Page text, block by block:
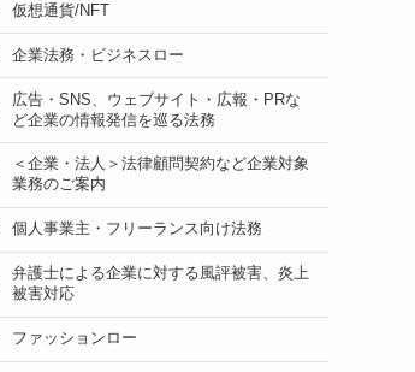
仮想通貨/NFT
企業法務・ビジネスロー
広告・SNS、ウェブサイト・広報・PRな
ど企業の情報発信を巡る法務
＜企業・法人＞法律顧問契約など企業対象
業務のご案内
個人事業主・フリーランス向け法務
弁護士による企業に対する風評被害、炎上
被害対応
ファッションロー